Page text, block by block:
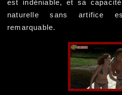
est indéniable, et sa
naturelle sans artifice
remarquable.